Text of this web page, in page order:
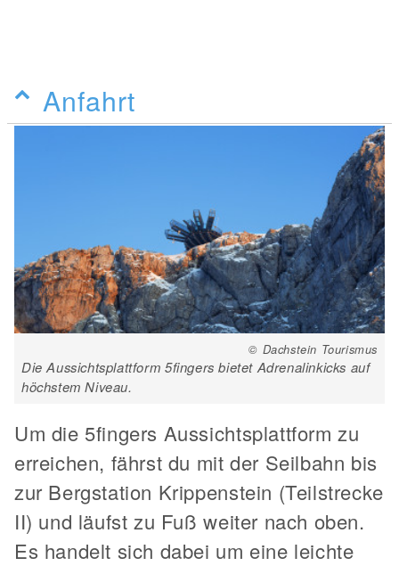
Anfahrt
© Dachstein Tourismus
Die Aussichtsplattform 5fingers bietet Adrenalinkicks auf
höchstem Niveau.
Um die 5fingers Aussichtsplattform zu
erreichen, fährst du mit der Seilbahn bis
zur Bergstation Krippenstein (Teilstrecke
II) und läufst zu Fuß weiter nach oben.
Es handelt sich dabei um eine leichte